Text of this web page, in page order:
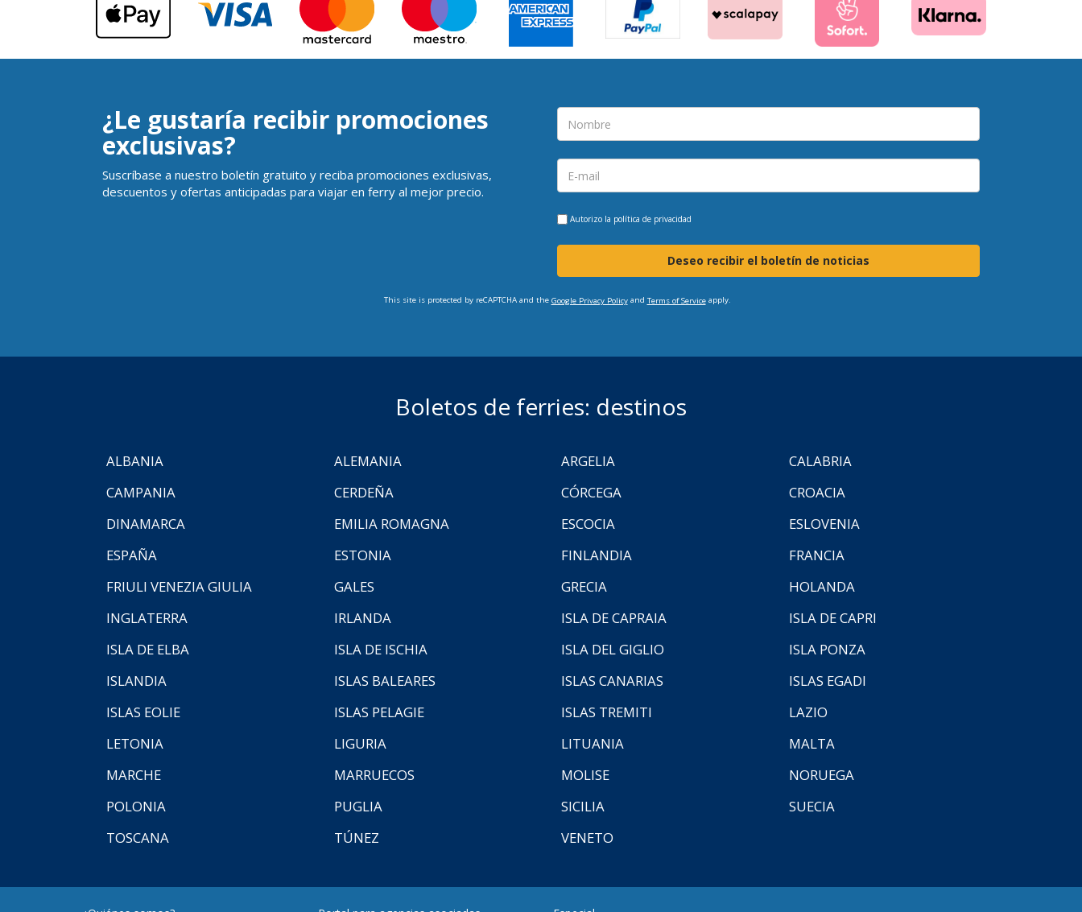
¿Le gustaría recibir promociones
exclusivas?
Suscríbase a nuestro boletín gratuito y reciba promociones exclusivas,
descuentos y ofertas anticipadas para viajar en ferry al mejor precio.
Autorizo la política de privacidad
Deseo recibir el boletín de noticias
This site is protected by reCAPTCHA and the Google Privacy Policyand Terms of Serviceapply.
Boletos de ferries: destinos
ALBANIA ALEMANIA ARGELIA
CALABRIA
CAMPANIA
CERDEÑA CÓRCEGA
CROACIA
DINAMARCA
EMILIA ROMAGNA ESCOCIA
ESLOVENIA
ESPAÑA
ESTONIA FINLANDIA
FRANCIA
FRIULI VENEZIA GIULIA
GALES GRECIA
HOLANDA
INGLATERRA
IRLANDA ISLA DE CAPRAIA
ISLA DE CAPRI
ISLA DE ELBA
ISLA DE ISCHIA ISLA DEL GIGLIO
ISLA PONZA
ISLANDIA
ISLAS BALEARES ISLAS CANARIAS
ISLAS EGADI
ISLAS EOLIE
ISLAS PELAGIE ISLAS TREMITI
LAZIO
LETONIA
LIGURIA LITUANIA
MALTA
MARCHE
MARRUECOS MOLISE
NORUEGA
POLONIA
PUGLIA SICILIA
SUECIA
TOSCANA
TÚNEZ VENETO